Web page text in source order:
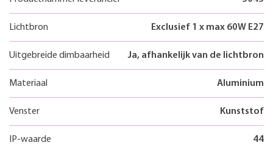
Lichtbron Exclusief 1 x max 60W E27
Uitgebreide dimbaarheid Ja, afhankelijk van de lichtbron
Materiaal Aluminium
Venster Kunststof
IP-waarde 44